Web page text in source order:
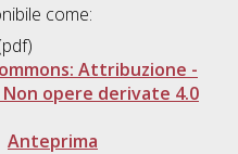
come:
Attribuzione -
opere derivate 4.0
Anteprima